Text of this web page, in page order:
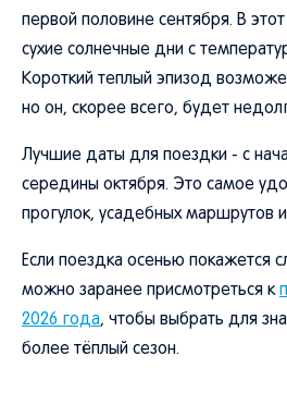
первой половине сентября. В
сухие солнечные дни с
Короткий теплый эпизод
но он, скорее всего, будет
Лучшие даты для поездки - с
середины октября. Это самое
прогулок, усадебных маршрутов
Если поездка осенью покажется
можно заранее присмотреться к
2026 года, чтобы выбрать для
более тёплый сезон.